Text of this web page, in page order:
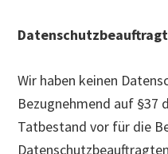
Wir haben keinen
Bezugnehmend auf §37
Tatbestand vor für die